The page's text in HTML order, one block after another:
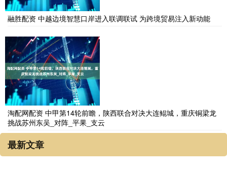
融胜配资 中越边境智慧口岸进入联调联试 为跨境贸易注入新动能
淘配网配资 中甲第14轮前瞻，陕西联合对决大连鲲城，重庆铜梁龙
挑战苏州东吴_对阵_平果_支云
最新文章